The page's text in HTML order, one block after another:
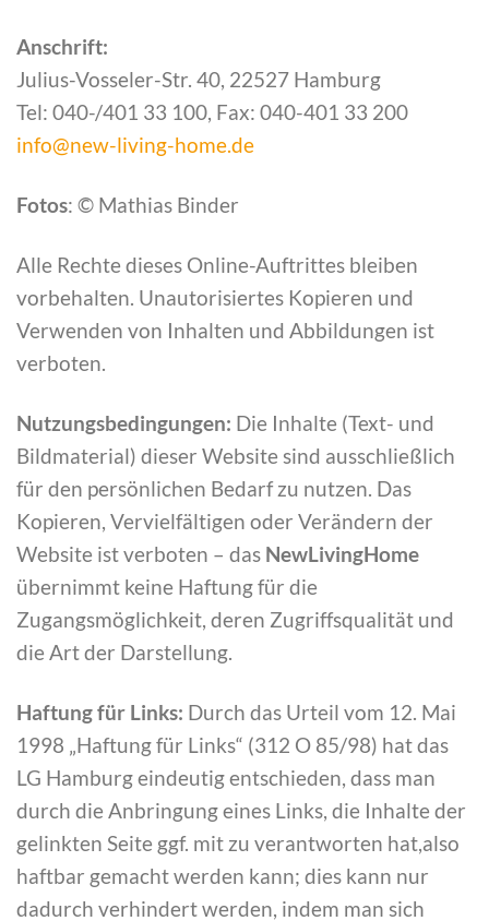
Anschrift:
Julius-Vosseler-Str. 40, 22527 Hamburg
Tel: 040-/401 33 100, Fax: 040-401 33 200
info@new-living-home.de
Fotos: © Mathias Binder
Alle Rechte dieses Online-Auftrittes bleiben
vorbehalten. Unautorisiertes Kopieren und
Verwenden von Inhalten und Abbildungen ist
verboten.
Nutzungsbedingungen: Die Inhalte (Text- und
Bildmaterial) dieser Website sind ausschließlich
für den persönlichen Bedarf zu nutzen. Das
Kopieren, Vervielfältigen oder Verändern der
Website ist verboten – das NewLivingHome
übernimmt keine Haftung für die
Zugangsmöglichkeit, deren Zugriffsqualität und
die Art der Darstellung.
Haftung für Links: Durch das Urteil vom 12. Mai
1998 „Haftung für Links“ (312 O 85/98) hat das
LG Hamburg eindeutig entschieden, dass man
durch die Anbringung eines Links, die Inhalte der
gelinkten Seite ggf. mit zu verantworten hat,also
haftbar gemacht werden kann; dies kann nur
dadurch verhindert werden, indem man sich